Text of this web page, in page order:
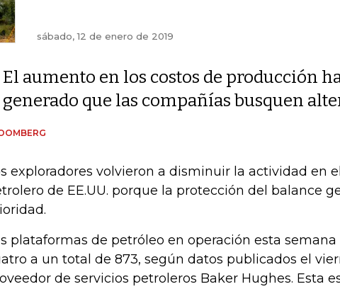
sábado, 12 de enero de 2019
El aumento en los costos de producción
generado que las compañías busquen
exploradores volvieron a disminuir la actividad en
de EE.UU. porque la protección del balance
plataformas de petróleo en operación esta
a un total de 873, según datos publicados el
de servicios petroleros Baker Hughes. Esta